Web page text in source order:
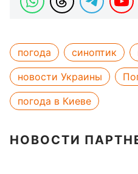
погода синоптик
новости Украины
погода в Киеве
НОВОСТИ